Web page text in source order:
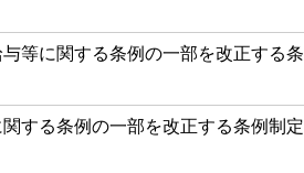
等に関する条例の一部を改正する条
する条例の一部を改正する条例制定